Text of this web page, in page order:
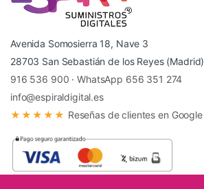
Avenida Somosierra 18, Nave 3
28703 San Sebastián de los Reyes (Madrid)
916 536 900 ·WhatsApp 656 351 274
info@espiraldigital.es
★★★★★ Reseñas de clientes en Google